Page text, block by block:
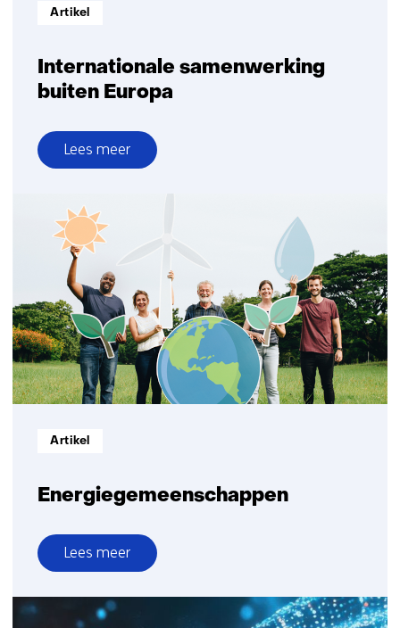
Internationale samenwerking
buiten Europa
Informatietype:
Artikel
Lees meer
over
samenwerking
buiten
Europa
Energiegemeenschappen
Informatietype:
Artikel
Lees meer
over
Energiegemeenschappen